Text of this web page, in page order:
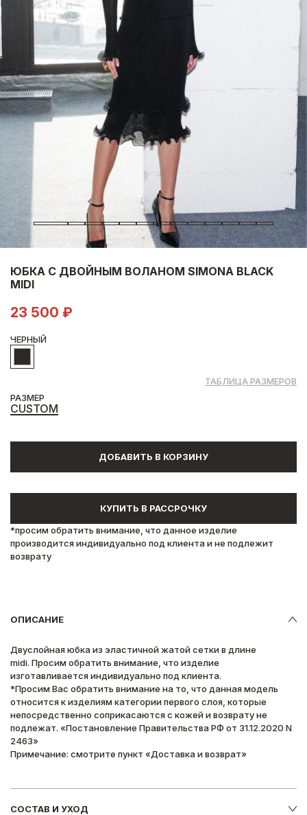
ЮБКА С ДВОЙНЫМ ВОЛАНОМ SIMONA BLACK
MIDI
23 500 ₽
ДОБАВИТЬ В КОРЗИНУ
КУПИТЬ В РАССРОЧКУ
*просим обратить внимание, что данное изделие
производится индивидуально под клиента и не подлежит
возврату
РАЗМЕР
CUSTOM
ЧЕРНЫЙ
ТАБЛИЦА РАЗМЕРОВ
ОПИСАНИЕ
Двуслойная юбка из эластичной жатой сетки в длине
midi. Просим обратить внимание, что изделие
изготавливается индивидуально под клиента.
*Просим Вас обратить внимание на то, что данная модель
относится к изделиям категории первого слоя, которые
непосредственно соприкасаются с кожей и возврату не
подлежат. «Постановление Правительства РФ от 31.12.2020 N
2463»
Примечание: смотрите пункт «Доставка и возврат»
СОСТАВ И УХОД